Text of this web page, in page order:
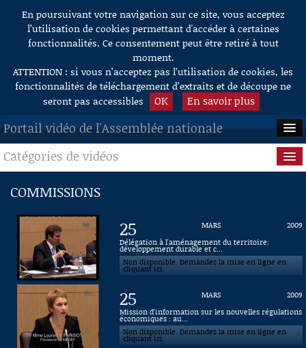
Aller au contenu
En poursuivant votre navigation sur ce site, vous acceptez
l’utilisation de cookies permettant d'accéder à certaines
fonctionnalités. Ce consentement peut être retiré à tout
moment.
ATTENTION : si vous n’acceptez pas l’utilisation de cookies, les
fonctionnalités de téléchargement d’extraits et de découpe ne
seront pas accessibles
OK En savoir plus
Portail vidéo de l'Assemblée nationale
ACCUEIL
EN DIRECT
À LA DEMANDE
RECHERCHE
AIDE À LA DÉCOUPE
DE VIDÉOS
Catégories de vidéos
Questions au Gouvernement
Commissions
Présidence
Évènements
Connaissance, Histoire
COMMISSIONS
25 MARS
2009
Délégation à l'aménagement du territoire:
développement durable et c...
Non disponible. Demandez la mise en ligne en
cliquant ici.
25 MARS
2009
Mission d'information sur les nouvelles régulations
économiques : au...
Non disponible. Demandez la mise en ligne en
cliquant ici.